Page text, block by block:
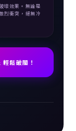
壞效果。無論是
烈衝突，絕無冷
鬆破關！